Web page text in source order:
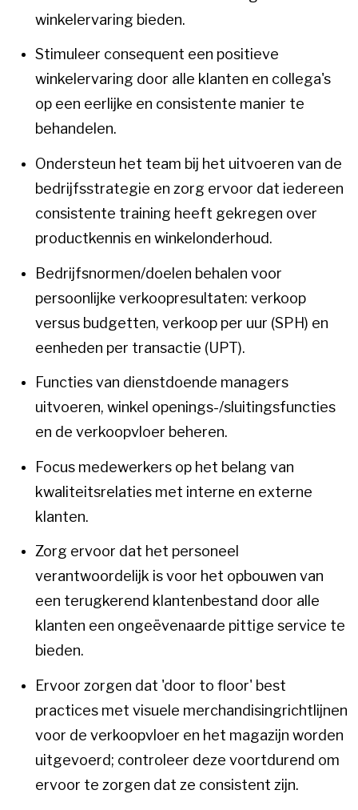
winkelervaring bieden.
Stimuleer consequent een positieve
winkelervaring door alle klanten en collega's
op een eerlijke en consistente manier te
behandelen.
Ondersteun het team bij het uitvoeren van de
bedrijfsstrategie en zorg ervoor dat iedereen
consistente training heeft gekregen over
productkennis en winkelonderhoud.
Bedrijfsnormen/doelen behalen voor
persoonlijke verkoopresultaten: verkoop
versus budgetten, verkoop per uur (SPH) en
eenheden per transactie (UPT).
Functies van dienstdoende managers
uitvoeren, winkel openings-/sluitingsfuncties
en de verkoopvloer beheren.
Focus medewerkers op het belang van
kwaliteitsrelaties met interne en externe
klanten.
Zorg ervoor dat het personeel
verantwoordelijk is voor het opbouwen van
een terugkerend klantenbestand door alle
klanten een ongeëvenaarde pittige service te
bieden.
Ervoor zorgen dat 'door to floor' best
practices met visuele merchandisingrichtlijnen
voor de verkoopvloer en het magazijn worden
uitgevoerd; controleer deze voortdurend om
ervoor te zorgen dat ze consistent zijn.